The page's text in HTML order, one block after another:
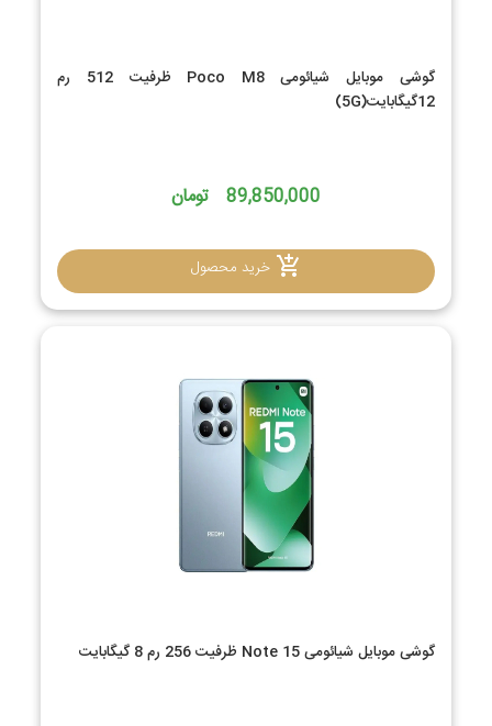
گوشی موبایل شیائومی Poco M8 ظرفیت 512 رم
12گیگابایت(5G)
89,850,000 تومان
خرید محصول
گوشی موبایل شیائومی Note 15 ظرفیت 256 رم 8 گیگابایت